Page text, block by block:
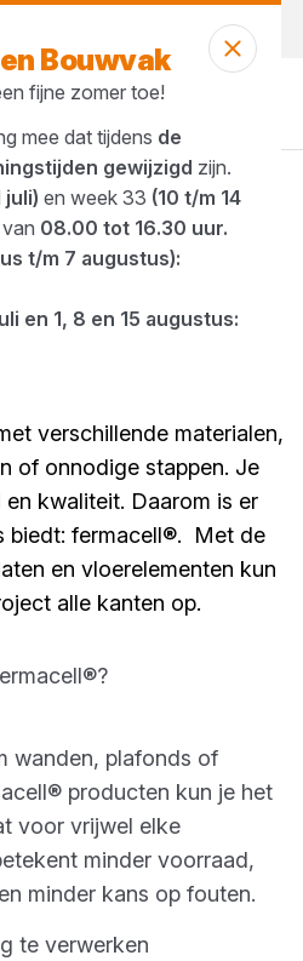
fermacell®
2025
minuut telt. Je hebt
verschillende materialen,
of onnodige stappen. Je
kwaliteit. Daarom is er
biedt: fermacell®. Met de
en vloerelementen kun
alle kanten op.
wanden, plafonds of
producten kun je het
voor vrijwel elke
minder voorraad,
minder kans op fouten.
te verwerken
Bouwvak
fijne zomer toe!
mee dat tijdens de
gewijzigd zijn.
juli) en week 33 (10 t/m 14
08.00 tot 16.30 uur.
t/m 7 augustus):
en 1, 8 en 15 augustus: